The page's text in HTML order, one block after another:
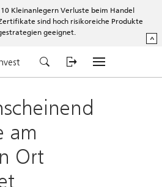
Kleinanlegern Verluste beim Handel
sind hoch risikoreiche Produkte
geeignet.
^
am
Ort